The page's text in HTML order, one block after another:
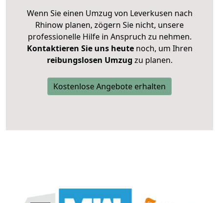
Wenn Sie einen Umzug von Leverkusen nach
Rhinow planen, zögern Sie nicht, unsere
professionelle Hilfe in Anspruch zu nehmen.
Kontaktieren Sie uns heutenoch, um Ihren
reibungslosen Umzug zu planen.
Kostenlose Angebote erhalten